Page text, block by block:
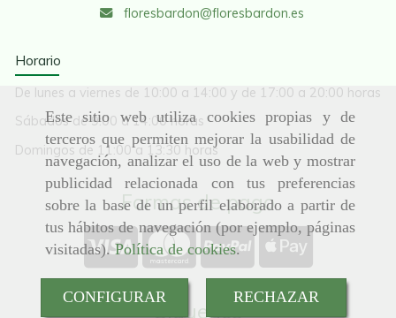
Este sitio web utiliza cookies propias y de
terceros que permiten mejorar la usabilidad de
navegación, analizar el uso de la web y mostrar
publicidad relacionada con tus preferencias
sobre la base de un perfil elaborado a partir de
tus hábitos de navegación (por ejemplo, páginas
visitadas).Política de cookies.
CONFIGURAR RECHAZAR
floresbardon floresbardon.es
Horario
De lunes a viernes de 10:00 a 14:00 y de 17:00 a 20:00 horas
Sábados de 9:00 a 14:00 horas
Domingos de 11:00 a 13:30 horas
Formas de pago
Síguenos